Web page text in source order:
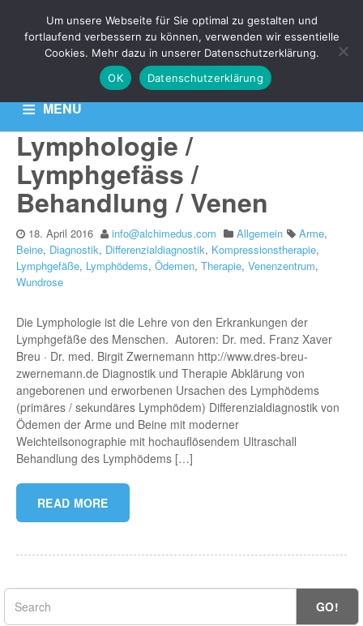
MENU
HOME KONTAKT DATENSCHUTZERKLÄRUNG
THEMA: WUNDROSE
Aktuelle News zu Ihren Venen-Themen: Krampfadern,
Besenreiser & Co
Lymphologie /
Lymphgefäss /
Behandlung / Venen
18. April 2016 info@alchimedus.com Allgemein Arme,
Beine, Diagnostik, Differenzialdiagnostik, Kompressionstherapie,
Lymphgefäße, Lymphödems, Ödemen, Therapie, Venenzentrum,
Wundrose
Die Lymphologie ist die Lehre von den Erkrankungen der
Lymphgefäße des Menschen. Autoren: Dr. med. Franz Xaver
Breu · Dr. med. Birgit Zwernemann http://www.dres-breu-
zwernemann.de Diagnostik und Therapie Abklärung von
angeborenen und erworbenen Ursachen des Lymphödems
(primäres / sekundäres Lymphödem) Differenzialdiagnostik von
Ödemen der Arme und Beine mit moderner
Weichteilsonographie mit hochauflösendem Ultraschall
Behandlung des Lymphödems […]
READ MORE
GO!
Um unsere Webseite für Sie optimal zu gestalten und
fortlaufend verbessern zu können, verwenden wir essentielle
Cookies. Mehr dazu in unserer Datenschutzerklärung.
OK
Datenschutzerklärung